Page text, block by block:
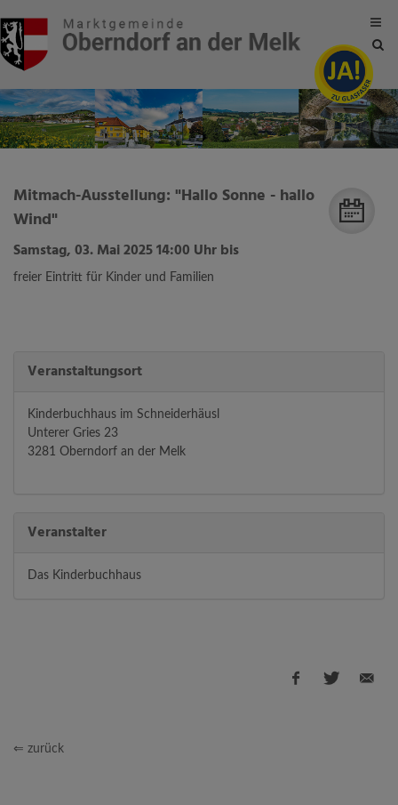
Site
Mitmach-Ausstellung: "Hallo Sonne - hallo
Wind"
Samstag, 03. Mai 2025 14:00 Uhr bis
freier Eintritt für Kinder und Familien
Veranstaltungsort
Kinderbuchhaus im Schneiderhäusl
Unterer Gries 23
3281 Oberndorf an der Melk
Veranstalter
Das Kinderbuchhaus
⇐ zurück